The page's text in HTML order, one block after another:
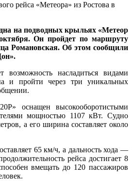
рейса «Метеора» из Ростова в
на подводных крыльях «Метеор
Он пройдет по маршруту
Романовская. Об этом сообщили
насладиться видами
и пройти через три уникальных
оснащен высокооборотистыми
мощностью 1107 кВт. Судно
а его ширина составляет около
65 км/ч, а дальность хода —
рейса достигает 8
вмещать до 120 пассажиров